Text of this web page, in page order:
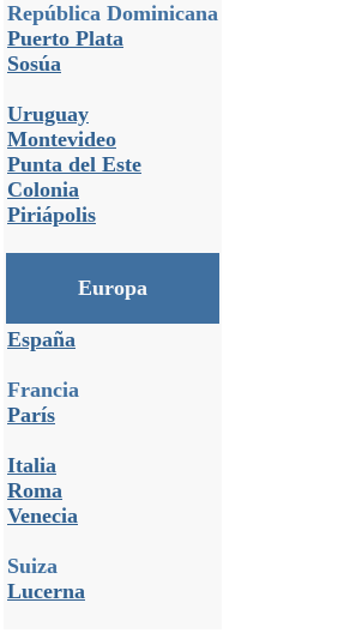
República Dominicana
Puerto Plata
Sosúa
Uruguay
Montevideo
Punta del Este
Colonia
Piriápolis
Europa
España
Francia
París
Italia
Roma
Venecia
Suiza
Lucerna